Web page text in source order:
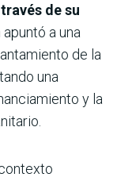
de su
a una
de la
una
y la